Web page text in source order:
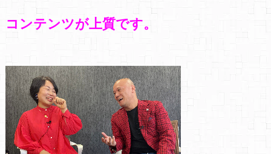
コンテンツが上質です。